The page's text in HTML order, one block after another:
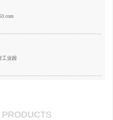
工业园